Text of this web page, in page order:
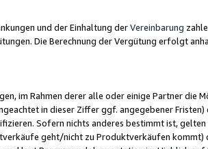
und der Einhaltung derVereinbarung
Die Berechnung der Vergütung erfolgt
im Rahmen derer alle oder einige Partner die
in dieser Ziffer ggf. angegebener
Sofern nichts anderes bestimmt ist,
geht/nicht zu Produktverkäufen kommt)